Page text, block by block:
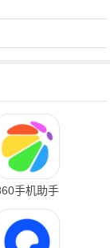
手机助手
官方版